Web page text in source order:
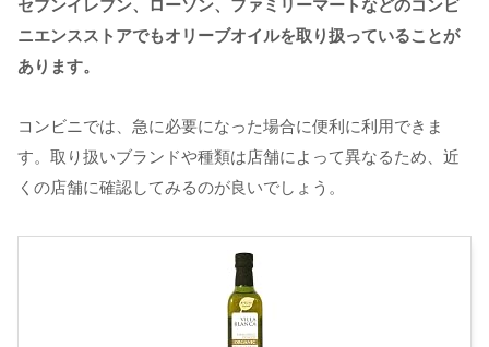
セブンイレブン、ローソン、ファミリーマートなどのコンビ
ニエンスストアでもオリーブオイルを取り扱っていることが
あります。
コンビニでは、急に必要になった場合に便利に利用できま
す。取り扱いブランドや種類は店舗によって異なるため、近
くの店舗に確認してみるのが良いでしょう。